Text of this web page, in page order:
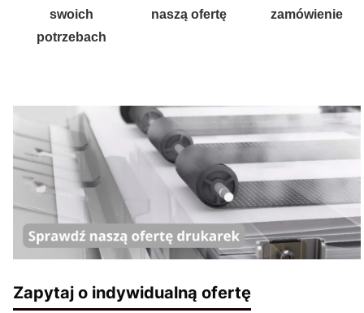
swoich
potrzebach
naszą ofertę
zamówienie
Zapytaj o indywidualną ofertę